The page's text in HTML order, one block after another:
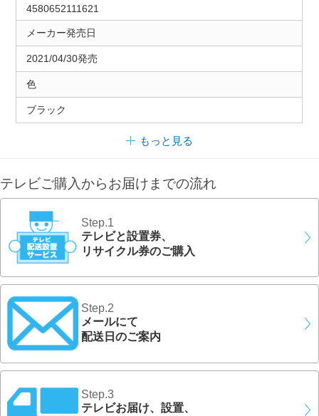
4580652111621
メーカー発売日
2021/04/30発売
色
ブラック
もっと見る
テレビご購入からお届けまでの流れ
Step.1
テレビと設置券、
リサイクル券のご購入
Step.2
メールにて
配送日のご案内
Step.3
テレビお届け、設置、